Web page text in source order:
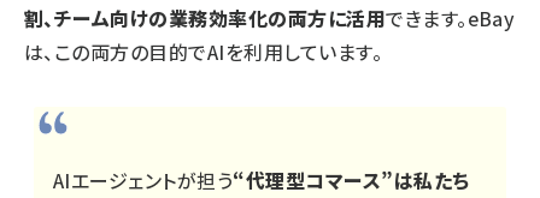
割、チーム向けの業務効率化の両方に活用できます。eBay
は、この両方の目的でAIを利用しています。
AIエージェントが担う“代理型コマース”は私たち